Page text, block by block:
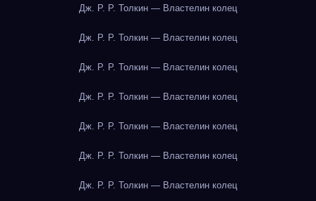
Дж. Р. Р. Толкин — Властелин колец
Дж. Р. Р. Толкин — Властелин колец
Дж. Р. Р. Толкин — Властелин колец
Дж. Р. Р. Толкин — Властелин колец
Дж. Р. Р. Толкин — Властелин колец
Дж. Р. Р. Толкин — Властелин колец
Дж. Р. Р. Толкин — Властелин колец